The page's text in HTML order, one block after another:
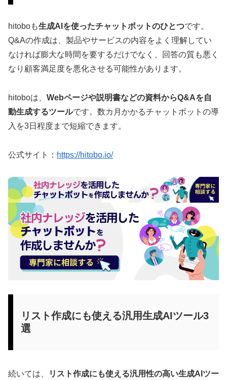
hitoboも生成AIを使ったチャットボットのひとつです。
Q&Aの作成は、製品やサービスの内容をよく理解してい
なければ膨大な時間を要するだけでなく、回答の質も悪く
なり顧客満足度を悪化させる可能性があります。
hitoboは、 Webページや説明書などの資料からQ&Aを自
動生成するツールです。数カ月かかるチャットボットの導
入を3日程度まで短縮できます。
公式サイト： https://hitobo.io/
リスト作成にも使える汎用生成AIツール3
選
続いては、
リスト作成にも使える汎用性の高い生成AIツー